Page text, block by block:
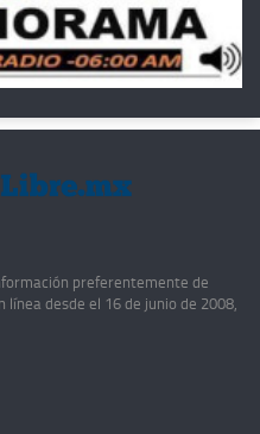
preferentemente de
desde el 16 de junio de 2008,